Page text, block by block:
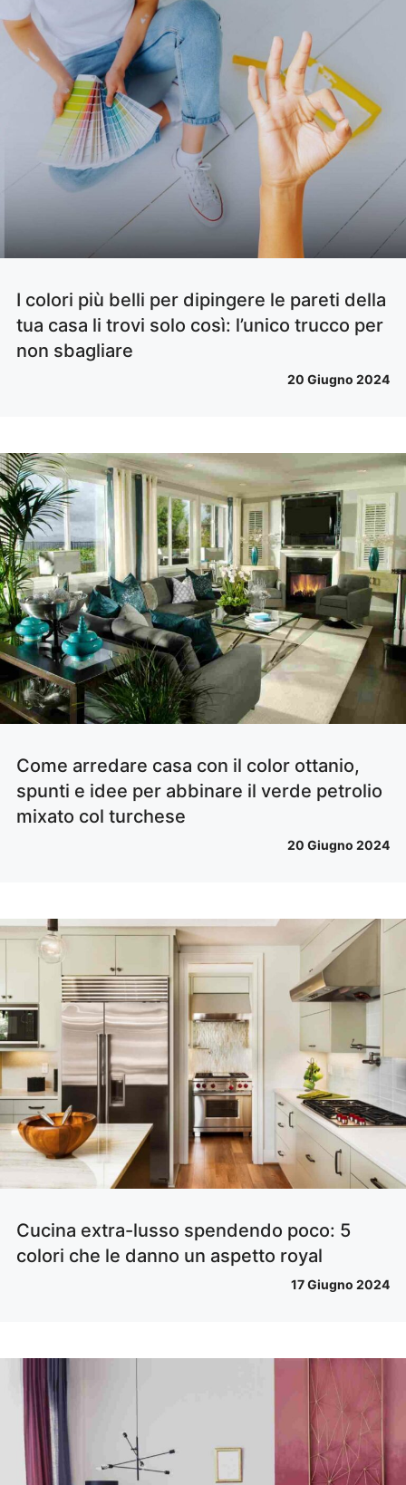
I colori più belli per dipingere le pareti della
tua casa li trovi solo così: l’unico trucco per
non sbagliare
20 Giugno 2024
Come arredare casa con il color ottanio,
spunti e idee per abbinare il verde petrolio
mixato col turchese
20 Giugno 2024
Cucina extra-lusso spendendo poco: 5
colori che le danno un aspetto royal
17 Giugno 2024